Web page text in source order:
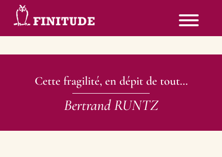
Cette fragilité, en dépit de tout…
Bertrand RUNTZ